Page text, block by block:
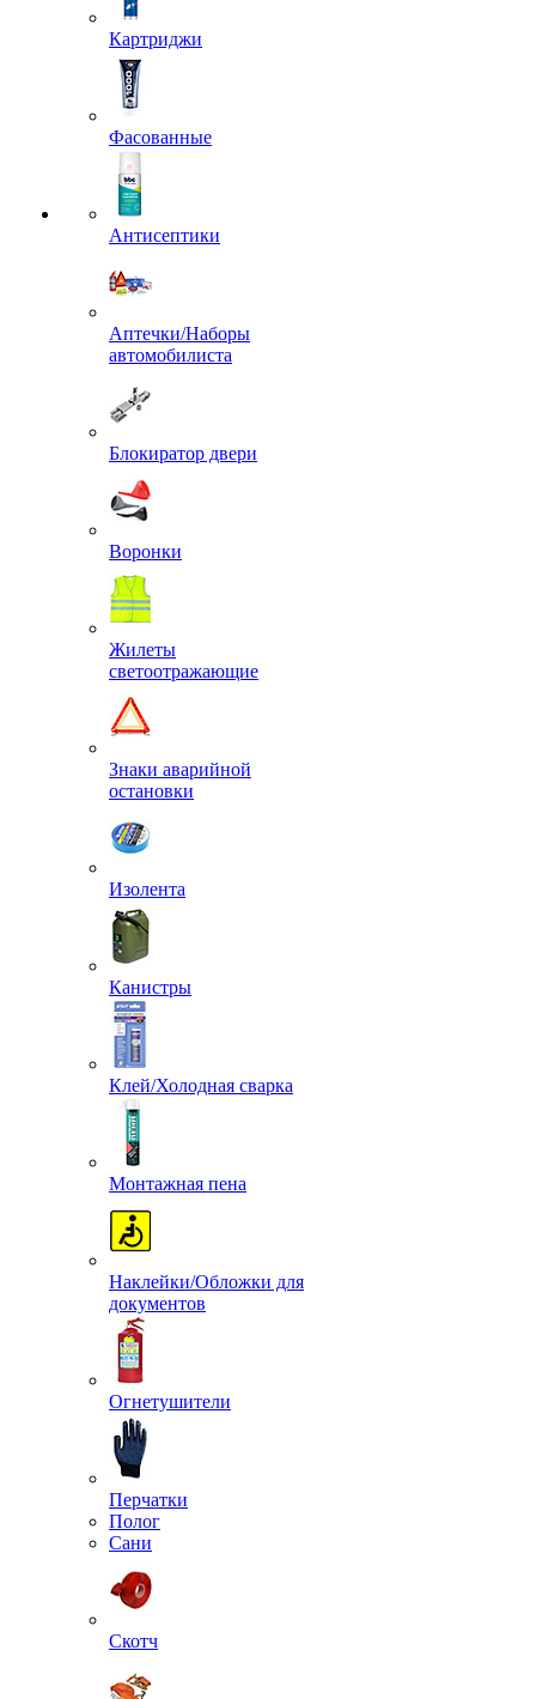
Картриджи
Фасованные
Антисептики
Аптечки/Наборы
автомобилиста
Блокиратор двери
Воронки
Жилеты
светоотражающие
Знаки аварийной
остановки
Изолента
Канистры
Клей/Холодная сварка
Монтажная пена
Наклейки/Обложки для
документов
Огнетушители
Перчатки
Полог
Сани
Скотч